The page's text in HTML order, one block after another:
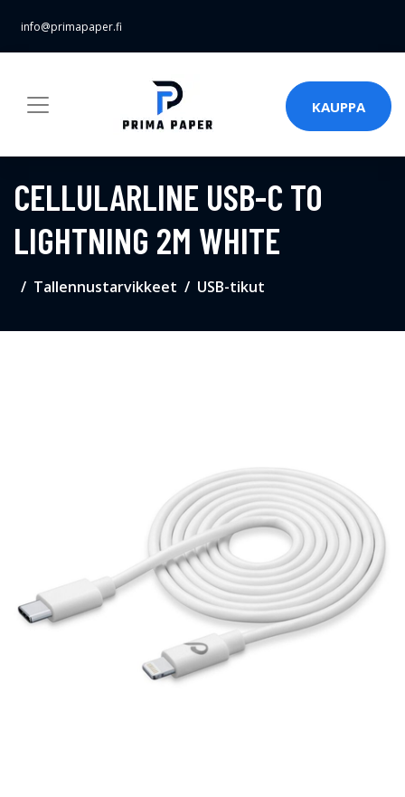
info@primapaper.fi
KAUPPA
CELLULARLINE USB-C TO
LIGHTNING 2M WHITE
Tallennustarvikkeet USB-tikut